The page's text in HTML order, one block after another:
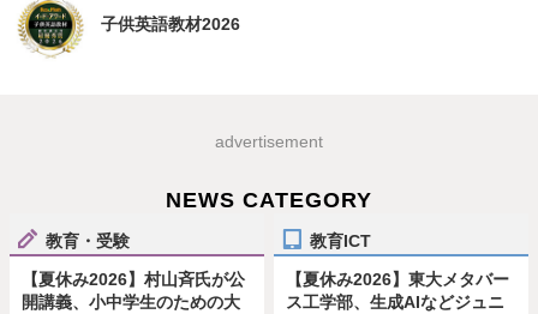
子供英語教材2026
advertisement
NEWS CATEGORY
教育・受験
【夏休み2026】村山斉氏が公
開講義、小中学生のための大
教育ICT
【夏休み2026】東大メタバー
ス工学部、生成AIなどジュニ